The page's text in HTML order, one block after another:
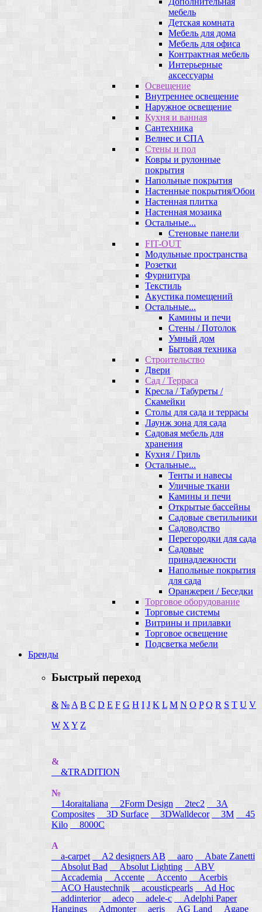
мебель
Детская комната
Мебель для дома
Мебель для офиса
Контрактная мебель
Интерьерные
аксессуары
Освещение
Внутреннее освещение
Наружное освещение
Кухня и ванная
Сантехника
Велнес и СПА
Стены и пол
Ковры и рулонные
покрытия
Напольные покрытия
Настенные покрытия/Обои
Настенная плитка
Настенная мозаика
Остальные...
Стеновые панели
FIT-OUT
Модульные пространства
Розетки
Фурнитура
Текстиль
Акустика помещений
Остальные...
Камины и печи
Стены / Потолок
Умный дом
Бытовая техника
Строительство
Двери
Сад / Терраса
Кресла / Табуреты /
Скамейки
Столы для сада и террасы
Лаунж зона для сада
Садовая мебель для
хранения
Кухня / Гриль
Остальные...
Тенты и навесы
Уличные ткани
Камины и печи
Открытые бассейны
Садовые светильники
Садоводство
Перегородки для сада
Садовые
принадлежности
Напольные покрытия
для сада
Оранжереи / Беседки
Торговое оборудование
Торговые системы
Витрины и прилавки
Торговое освещение
Подсветка мебели
Бренды
Быстрый переход
& № A B C D E F G H I J K L M N O P Q R S T U V
W X Y Z
&
&TRADITION
№
14oraitaliana
2Form Design 2tec2
3A
Composites
3D Surface 3DWalldecor 3M
45
Kilo
8000C
A
a-carpet
A2 designers AB aaro
Abate Zanetti
Absolut Bad
Absolut Lighting
ABV
Accademia
Accente Accento
Acerbis
ACO Haustechnik
acousticpearls
Ad Hoc
addinterior
adeco adele-c
Adelphi Paper
Hangings Admonter aeris AG Land Agape